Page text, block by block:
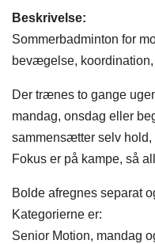
Beskrivelse:
Sommerbadminton for
bevægelse,
Der trænes to gange
mandag, onsdag eller
sammensætter selv
Fokus er på kampe, så
Bolde afregnes separat
Kategorierne er:
Senior Motion, mandag